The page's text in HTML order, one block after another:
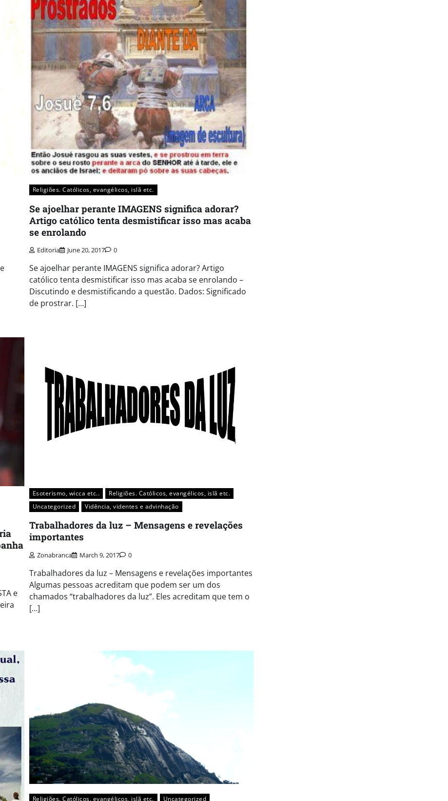
Religiões. Católicos, evangélicos, islã etc.
Se ajoelhar perante IMAGENS significa adorar?
Artigo católico tenta desmistificar isso mas acaba
se enrolando
Editoria June 20, 2017 0
Se ajoelhar perante IMAGENS significa adorar? Artigo
católico tenta desmistificar isso mas acaba se enrolando –
Discutindo e desmistificando a questão. Dados: Significado
de prostrar. […]
e
Esoterismo, wicca etc..
Religiões. Católicos, evangélicos, islã etc.
Uncategorized
Vidência, videntes e advinhação
Trabalhadores da luz – Mensagens e revelações
importantes
Zonabranca March 9, 2017 0
Trabalhadores da luz – Mensagens e revelações importantes
Algumas pessoas acreditam que podem ser um dos
chamados “trabalhadores da luz”. Eles acreditam que tem o
[…]
Religiões. Católicos, evangélicos, islã etc. Uncategorized